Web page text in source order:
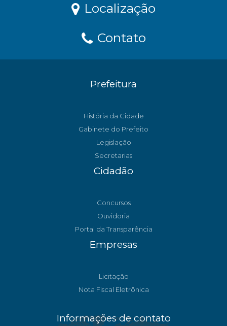
Localização
Contato
Prefeitura
História da Cidade
Gabinete do Prefeito
Legislação
Secretarias
Cidadão
Concursos
Ouvidoria
Portal da Transparência
Empresas
Licitação
Nota Fiscal Eletrônica
Informações de contato